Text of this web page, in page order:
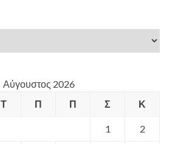
Αύγουστος 2026
Τ Π Π Σ Κ
1 2